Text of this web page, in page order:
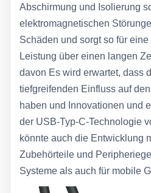
Abschirmung und Isolierung
elektromagnetischen
Schäden und sorgt so für
Leistung über einen langen
davon Es wird erwartet, dass
tiefgreifenden Einfluss auf
haben und Innovationen und
der USB-Typ-C-Technologie
könnte auch die Entwicklung
Zubehörteile und
Systeme als auch für mobile